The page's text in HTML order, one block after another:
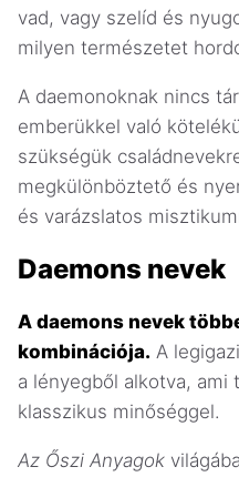
vad, vagy szelíd és
milyen természetet
A daemonoknak nincs
emberükkel való
szükségük
megkülönböztető és
és varázslatos
Daemons nevek
A daemons nevek
kombinációja. A
a lényegből alkotva, ami
klasszikus minőséggel.
Az Őszi Anyagok